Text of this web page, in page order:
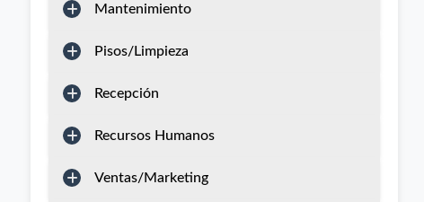
Mantenimiento
Pisos/Limpieza
Recepción
Recursos Humanos
Ventas/Marketing